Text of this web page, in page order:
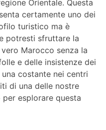
Orientale. Questa
certamente uno dei
turistico ma è
potresti sfruttare la
Marocco senza la
e delle insistenze dei
costante nei centri
di una delle nostre
esplorare questa